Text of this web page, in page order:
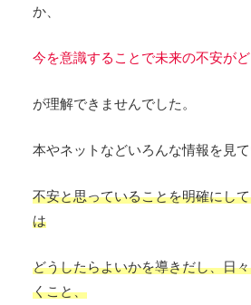
か、
今を意識することで未来の不安が
が理解できませんでした。
本やネットなどいろんな情報を見て
不安と思っていることを明確にし
は
どうしたらよいかを導きだし、日
くこと、